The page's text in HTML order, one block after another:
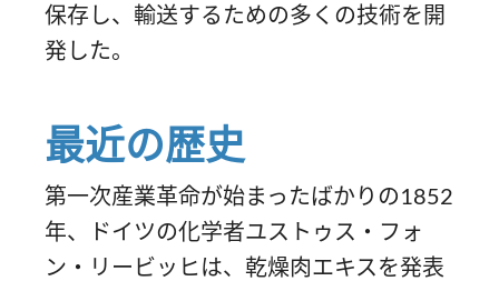
保存し、輸送するための多くの技術を開
発した。
最近の歴史
第一次産業革命が始まったばかりの1852
年、ドイツの化学者ユストゥス・フォ
ン・リービッヒは、乾燥肉エキスを発表